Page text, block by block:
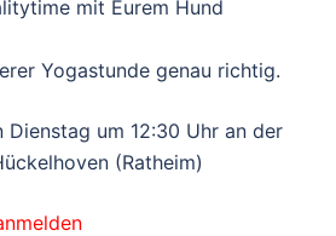
mit Eurem Hund
Yogastunde genau richtig.
um 12:30 Uhr an der
(Ratheim)